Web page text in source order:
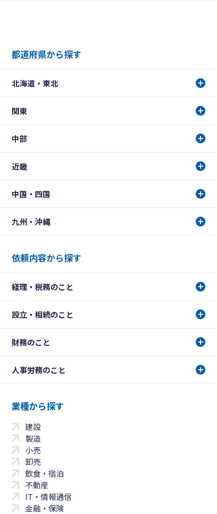
都道府県から探す
北海道・東北
関東
中部
近畿
中国・四国
九州・沖縄
依頼内容から探す
経理・税務のこと
設立・相続のこと
財務のこと
人事労務のこと
業種から探す
建設
製造
小売
卸売
飲食・宿泊
不動産
IT・情報通信
金融・保険